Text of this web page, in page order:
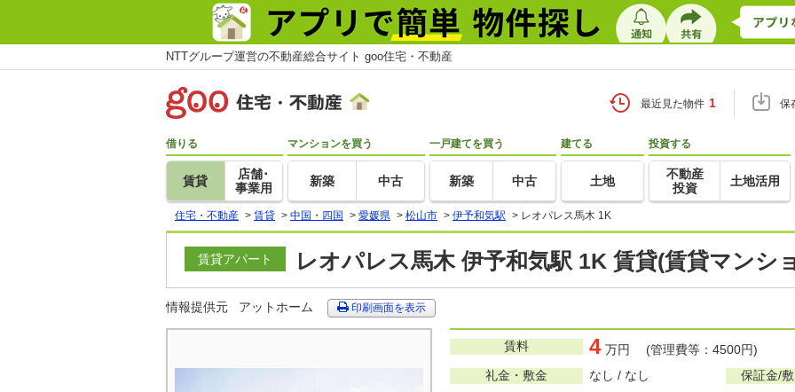
NTTグループ運営の不動産総合サイト goo住宅・不動産
最近見た物件 1 保
借りる
賃貸
店舗･
事業用
マンションを買う
新築 中古
一戸建てを買う
新築 中古
建てる
土地
投資する
不動産
投資
土地活用
住宅・不動産 > 賃貸 > 中国・四国 > 愛媛県 > 松山市 > 伊予和気駅 > レオパレス馬木 1K
賃貸アパート レオパレス馬木 伊予和気駅 1K 賃貸(賃貸マンシ
情報提供元 アットホーム 印刷画面を表示
賃料 4 万円 (管理費等：4500円)
礼金・敷金
なし / なし 保証金/